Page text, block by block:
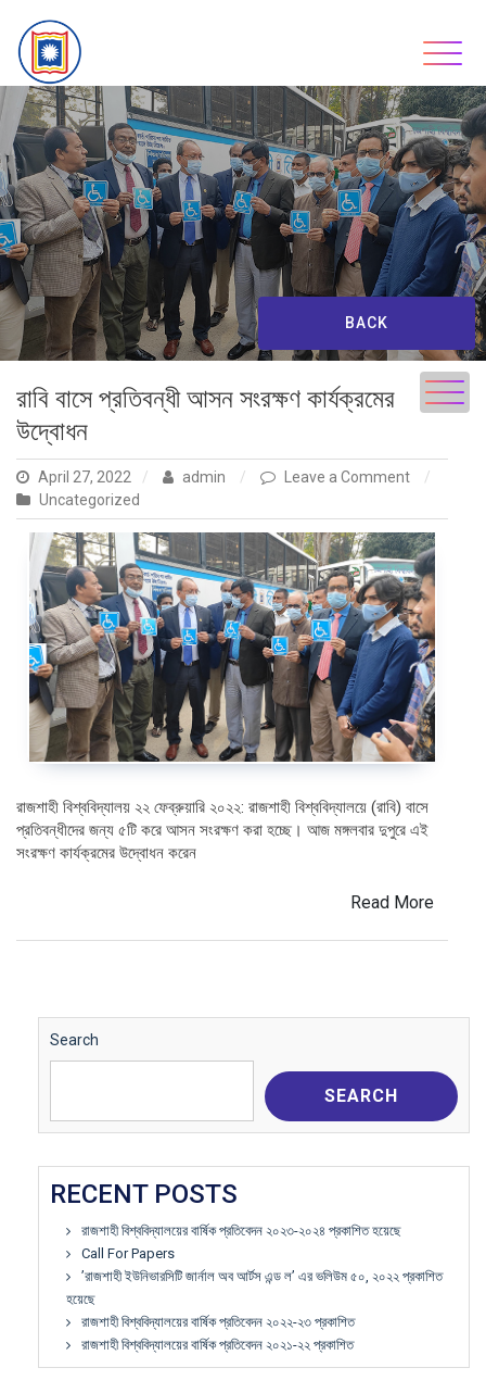
content
BACK
রাবি বাসে প্রতিবন্ধী আসন সংরক্ষণ কার্যক্রমের
উদ্বোধন
April 27, 2022 admin Leave a Comment
on
বাসে
প্রতিবন্ধী
আসন
সংরক্ষণ
কার্যক্রমের
উদ্বোধন
Uncategorized
রাজশাহী বিশ্ববিদ্যালয় ২২ ফেব্রুয়ারি ২০২২: রাজশাহী বিশ্ববিদ্যালয়ে (রাবি) বাসে
প্রতিবন্ধীদের জন্য ৫টি করে আসন সংরক্ষণ করা হচ্ছে। আজ মঙ্গলবার দুপুরে এই
সংরক্ষণ কার্যক্রমের উদ্বোধন করেন
Read More
Search
SEARCH
RECENT POSTS
রাজশাহী বিশ্ববিদ্যালয়ের বার্ষিক প্রতিবেদন ২০২৩-২০২৪ প্রকাশিত হয়েছে
Call For Papers
’রাজশাহী ইউনিভারসিটি জার্নাল অব আর্টস এন্ড ল’ এর ভলিউম ৫০, ২০২২ প্রকাশিত
হয়েছে
রাজশাহী বিশ্ববিদ্যালয়ের বার্ষিক প্রতিবেদন ২০২২-২৩ প্রকাশিত
রাজশাহী বিশ্ববিদ্যালয়ের বার্ষিক প্রতিবেদন ২০২১-২২ প্রকাশিত